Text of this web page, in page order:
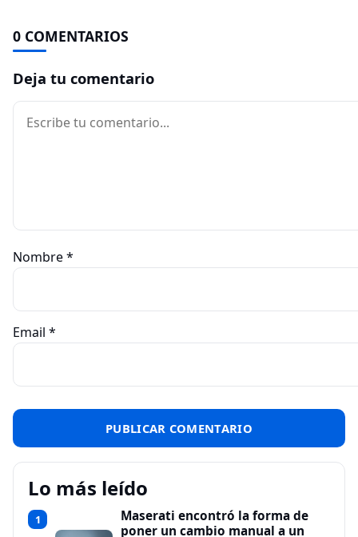
0 COMENTARIOS
Deja tu comentario
Comentario
Nombre*
Email *
Lo más leído
1
Maserati encontró la forma de
poner un cambio manual a un